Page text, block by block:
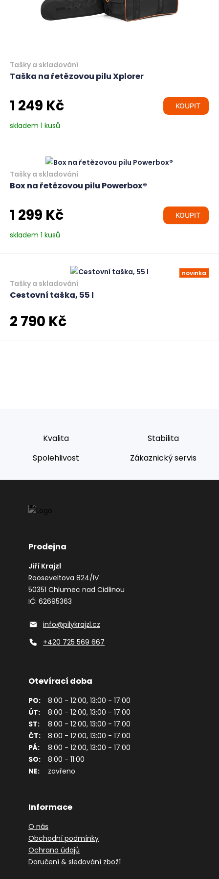
Tašky a skladování
Taška na řetězovou pilu Xplorer
1 249 Kč KOUPIT
skladem 1 kusů
Tašky a skladování
Box na řetězovou pilu Powerbox®
1 299 Kč KOUPIT
skladem 1 kusů
novinka
Tašky a skladování
Cestovní taška, 55 l
2 790 Kč
Kvalita
Stabilita
Spolehlivost
Zákaznický servis
Prodejna
Jiří Krajzl
Rooseveltova 824/IV
50351 Chlumec nad Cidlinou
IČ: 62695363
info@pilykrajzl.cz
+420 725 569 667
Otevírací doba
PO:
8:00 - 12:00, 13:00 - 17:00
ÚT:
8:00 - 12:00, 13:00 - 17:00
ST:
8:00 - 12:00, 13:00 - 17:00
ČT:
8:00 - 12:00, 13:00 - 17:00
PÁ:
8:00 - 12:00, 13:00 - 17:00
SO:
8:00 - 11:00
NE:
zavřeno
Informace
O nás
Obchodní podmínky
Ochrana údajů
Doručení & sledování zboží